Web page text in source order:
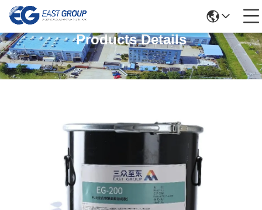
Products Details